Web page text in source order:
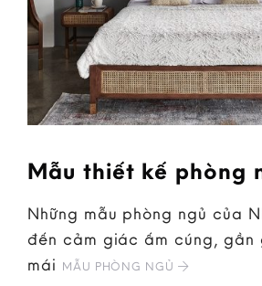
Mẫu thiết kế phòng
Những mẫu phòng ngủ của
đến cảm giác ấm cúng, gần
mái MẪU PHÒNG NGỦ